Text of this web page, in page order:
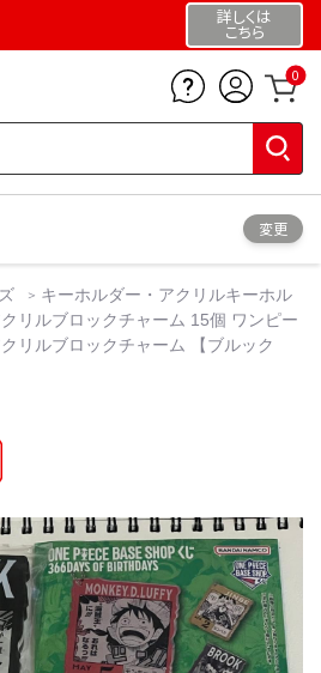
詳しくは
こちら
0
変更
キーホルダー・アクリルキーホル
リルブロックチャーム 15個 ワンピー
リルブロックチャーム 【ブルック